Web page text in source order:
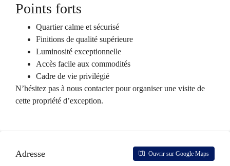
Points forts
Quartier calme et sécurisé
Finitions de qualité supérieure
Luminosité exceptionnelle
Accès facile aux commodités
Cadre de vie privilégié
N’hésitez pas à nous contacter pour organiser une visite de
cette propriété d’exception.
Adresse Ouvrir sur Google Maps